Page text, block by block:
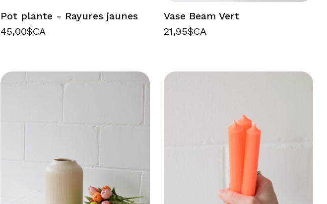
Pot plante - Rayures jaunes
45,00$CA
Vase Beam Vert
21,95$CA